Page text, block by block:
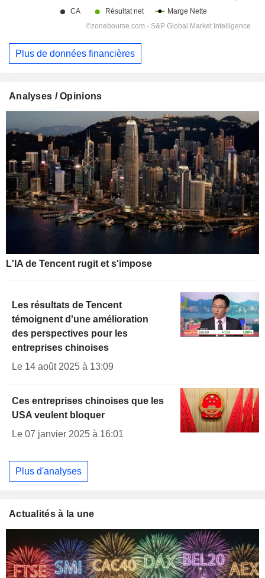
Plus de données financières
Analyses / Opinions
L'IA de Tencent rugit et s'impose
Les résultats de Tencent
témoignent d'une amélioration
des perspectives pour les
entreprises chinoises
Le 14 août 2025 à 13:09
Ces entreprises chinoises que les
USA veulent bloquer
Le 07 janvier 2025 à 16:01
Plus d'analyses
Actualités à la une